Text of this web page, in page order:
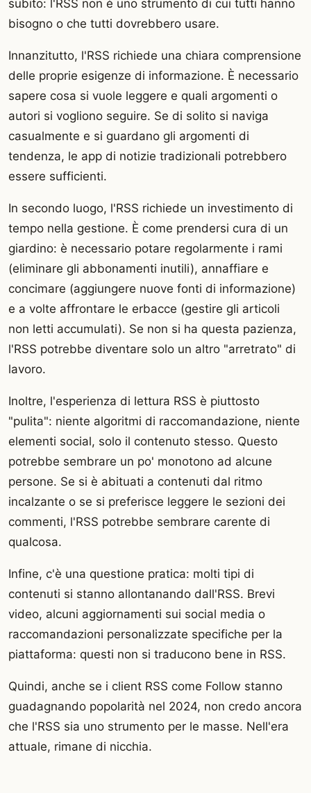
subito: l'RSS non è uno strumento di cui tutti hanno
bisogno o che tutti dovrebbero usare.
Innanzitutto, l'RSS richiede una chiara comprensione
delle proprie esigenze di informazione. È necessario
sapere cosa si vuole leggere e quali argomenti o
autori si vogliono seguire. Se di solito si naviga
casualmente e si guardano gli argomenti di
tendenza, le app di notizie tradizionali potrebbero
essere sufficienti.
In secondo luogo, l'RSS richiede un investimento di
tempo nella gestione. È come prendersi cura di un
giardino: è necessario potare regolarmente i rami
(eliminare gli abbonamenti inutili), annaffiare e
concimare (aggiungere nuove fonti di informazione)
e a volte affrontare le erbacce (gestire gli articoli
non letti accumulati). Se non si ha questa pazienza,
l'RSS potrebbe diventare solo un altro "arretrato" di
lavoro.
Inoltre, l'esperienza di lettura RSS è piuttosto
"pulita": niente algoritmi di raccomandazione, niente
elementi social, solo il contenuto stesso. Questo
potrebbe sembrare un po' monotono ad alcune
persone. Se si è abituati a contenuti dal ritmo
incalzante o se si preferisce leggere le sezioni dei
commenti, l'RSS potrebbe sembrare carente di
qualcosa.
Infine, c'è una questione pratica: molti tipi di
contenuti si stanno allontanando dall'RSS. Brevi
video, alcuni aggiornamenti sui social media o
raccomandazioni personalizzate specifiche per la
piattaforma: questi non si traducono bene in RSS.
Quindi, anche se i client RSS come Follow stanno
guadagnando popolarità nel 2024, non credo ancora
che l'RSS sia uno strumento per le masse. Nell'era
attuale, rimane di nicchia.